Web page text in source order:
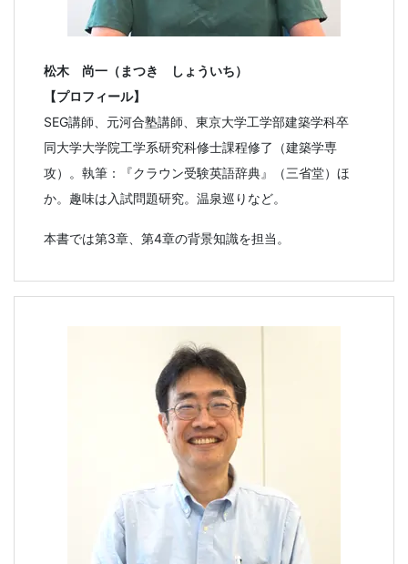
松木 尚一（まつき しょういち）
【プロフィール】
SEG講師、元河合塾講師、東京大学工学部建築学科卒
同大学大学院工学系研究科修士課程修了（建築学専
攻）。執筆：『クラウン受験英語辞典』（三省堂）ほ
か。趣味は入試問題研究。温泉巡りなど。
本書では第3章、第4章の背景知識を担当。